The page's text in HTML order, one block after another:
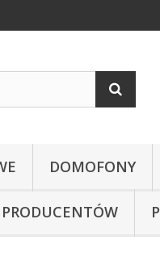
DOMOFONY